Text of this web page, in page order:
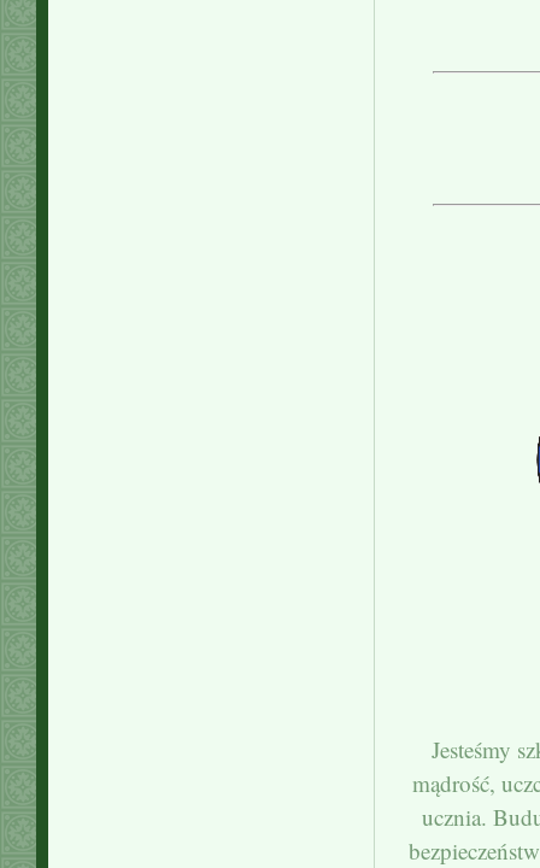
Jesteśmy
mądrość,
ucznia.